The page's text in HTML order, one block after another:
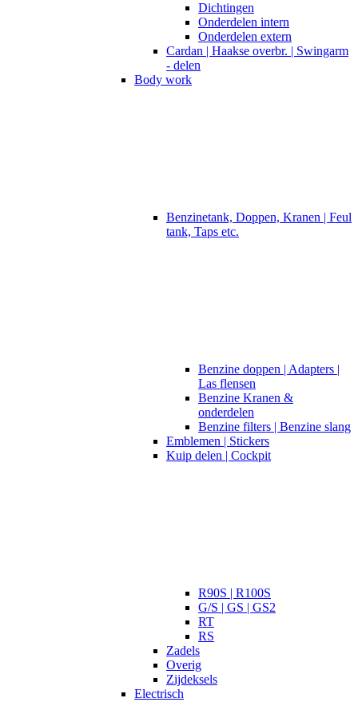
Dichtingen
Onderdelen intern
Onderdelen extern
Cardan | Haakse overbr. | Swingarm
- delen
Body work
Benzinetank, Doppen, Kranen | Feul
tank, Taps etc.
Benzine doppen | Adapters |
Las flensen
Benzine Kranen &
onderdelen
Benzine filters | Benzine slang
Emblemen | Stickers
Kuip delen | Cockpit
R90S | R100S
G/S | GS | GS2
RT
RS
Zadels
Overig
Zijdeksels
Electrisch